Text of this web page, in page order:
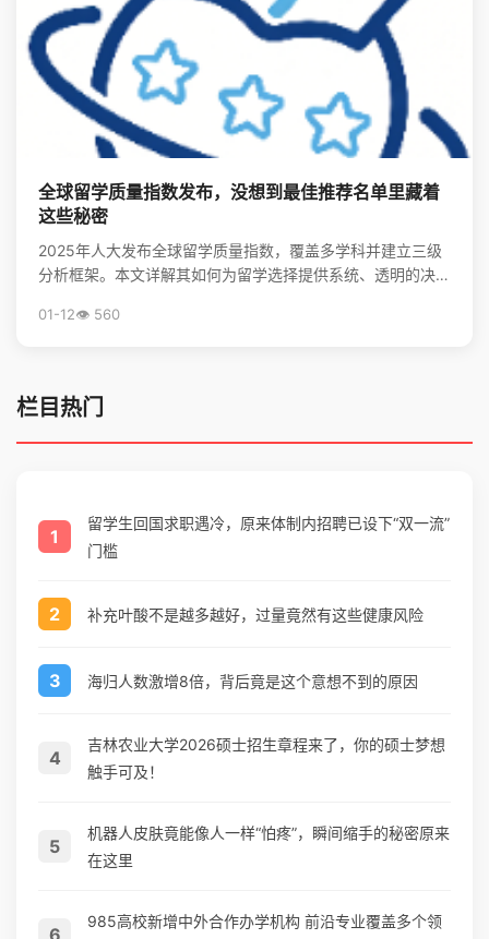
全球留学质量指数发布，没想到最佳推荐名单里藏着
这些秘密
2025年人大发布全球留学质量指数，覆盖多学科并建立三级
分析框架。本文详解其如何为留学选择提供系统、透明的决策
01-12👁️ 560
栏目热门
1
留学生回国求职遇冷，原来体制内招聘已设下“双一流”
门槛
2 补充叶酸不是越多越好，过量竟然有这些健康风险
3 海归人数激增8倍，背后竟是这个意想不到的原因
4
吉林农业大学2026硕士招生章程来了，你的硕士梦想
触手可及！
5
机器人皮肤竟能像人一样“怕疼”，瞬间缩手的秘密原来
在这里
6
985高校新增中外合作办学机构 前沿专业覆盖多个领